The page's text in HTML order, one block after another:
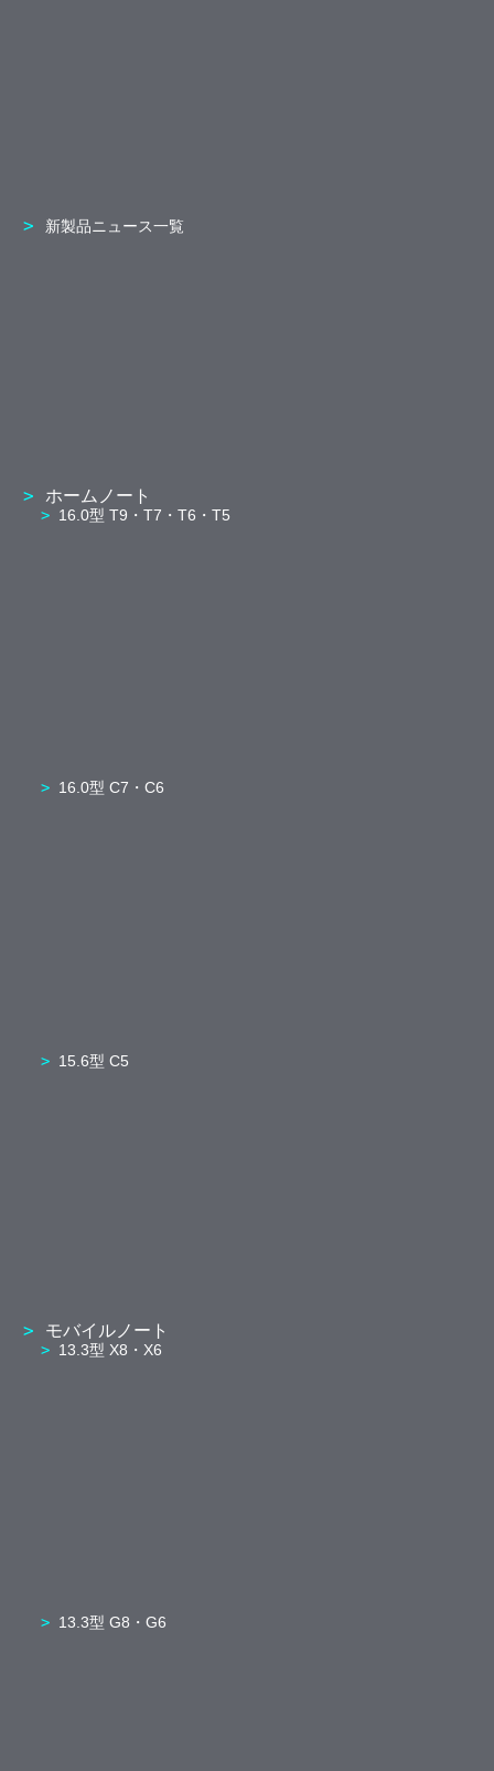
新製品ニュース一覧
ホームノート
16.0型 T9・T7・T6・T5
16.0型 C7・C6
15.6型 C5
モバイルノート
13.3型 X8・X6
13.3型 G8・G6